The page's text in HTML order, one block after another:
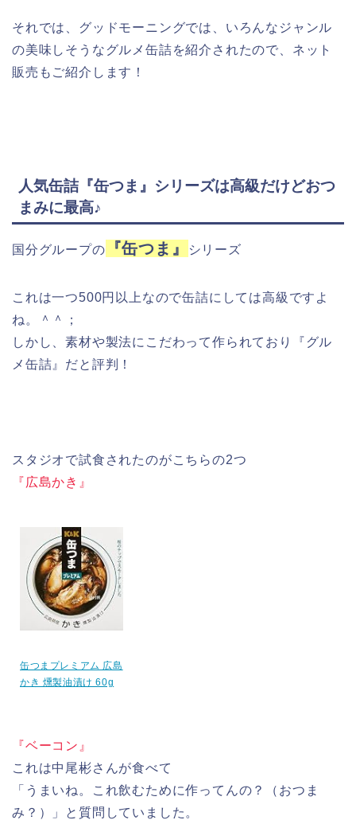
それでは、グッドモーニングでは、いろんなジャンル
の美味しそうなグルメ缶詰を紹介されたので、ネット
販売もご紹介します！
人気缶詰『缶つま』シリーズは高級だけどおつ
まみに最高♪
国分グループの 『缶つま』 シリーズ
これは一つ500円以上なので缶詰にしては高級ですよ
ね。＾＾；
しかし、素材や製法にこだわって作られており『グル
メ缶詰』だと評判！
スタジオで試食されたのがこちらの2つ
『広島かき』
缶つまプレミアム 広島
かき 燻製油漬け 60g
『ベーコン』
これは中尾彬さんが食べて
「うまいね。これ飲むために作ってんの？（おつま
み？）」と質問していました。